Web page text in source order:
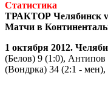
Статистика
ТРАКТОР Челябинск
Матчи в
1 октября 2012.
(Белов) 9 (1:0),
(Вондрка) 34 (2:1 -